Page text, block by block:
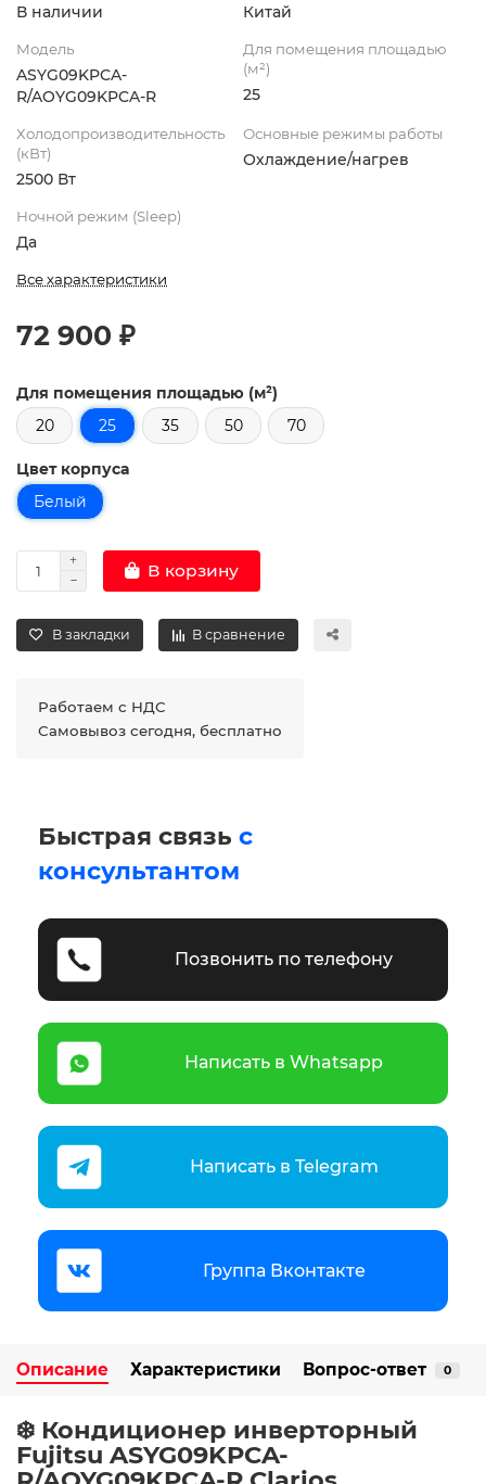
В наличии Китай
Модель
ASYG09KPCA-
R/AOYG09KPCA-R
Для помещения площадью
(м²)
25
Холодопроизводительность
(кВт)
2500 Вт
Основные режимы работы
Охлаждение/нагрев
Ночной режим (Sleep)
Да
Все характеристики
72 900 ₽
Для помещения площадью (м²)
20
25 35 50 70
Цвет корпуса
Белый
В корзину
В закладки В сравнение
Работаем с НДС
Самовывоз сегодня, бесплатно
Быстрая связь с
консультантом
Позвонить по телефону
Написать в Whatsapp
Написать в Telegram
Группа Вконтакте
Описание Характеристики Вопрос-ответ 0
❄️ Кондиционер инверторный
Fujitsu ASYG09KPCA-